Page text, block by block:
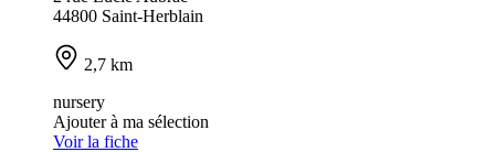
44800 Saint-Herblain
2,7 km
nursery
Ajouter à ma sélection
Voir la fiche